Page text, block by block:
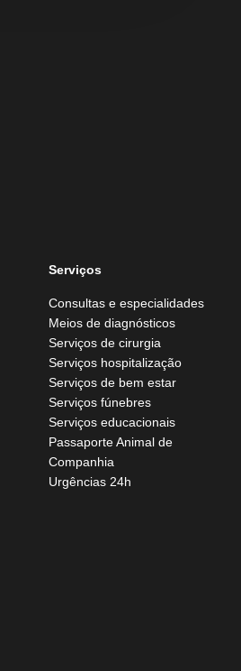
Serviços
Consultas e especialidades
Meios de diagnósticos
Serviços de cirurgia
Serviços hospitalização
Serviços de bem estar
Serviços fúnebres
Serviços educacionais
Passaporte Animal de
Companhia
Urgências 24h